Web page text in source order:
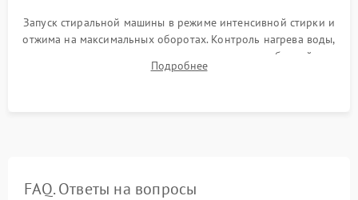
Запуск стиральной машины в режиме интенсивной стирки и
отжима на максимальных оборотах. Контроль нагрева воды,
корректности слива, отсутствия излишних вибраций,
посторонних стуков и протечек под корпусом.
Подробнее
FAQ. Ответы на вопросы